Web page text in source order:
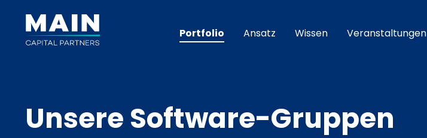
Portfolio Ansatz Wissen Veranstaltungen
Unsere Software-Gruppen